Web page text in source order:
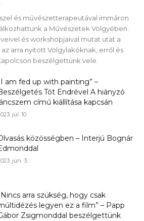
és művészetterapeutával immáron
a Művészetek Völgyében.
és workshopjaival mutat utat a
arra nyitott Völgylakóknak, erről és
beszélgettünk vele.
am fed up with painting” –
Tót Endrével A hiányzó
című kiállítása kapcsán
júl. 10.
közösségben – Interjú Bognár
jún. 3.
arra szükség, hogy csak
legyen ez a film” – Papp
Zsigmonddal beszélgettünk